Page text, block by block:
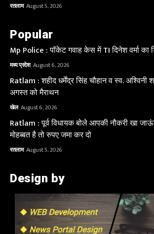
रतलाम August 5, 2026
Popular
Mp Police : पॉकेट गवाह केस में TI दिनेश वर्मा का
मध्य प्रदेश August 6, 2026
Ratlam : शहीद धर्मेंद्र सिंह चौहान व स्व. अश्विनी
अगस्त को मैराथन
खेल August 6, 2026
Ratlam : पूर्व विधायक बोले आपकी नौकरी खा
मोहब्बत है तो रुपए जमा कर दो
रतलाम August 5, 2026
Design by